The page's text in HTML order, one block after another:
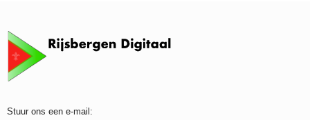
Stuur ons een e-mail: